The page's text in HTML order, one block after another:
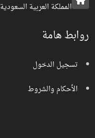
المملكة العربية السعودية
روابط هامة
تسجيل الدخول
الأحكام والشروط